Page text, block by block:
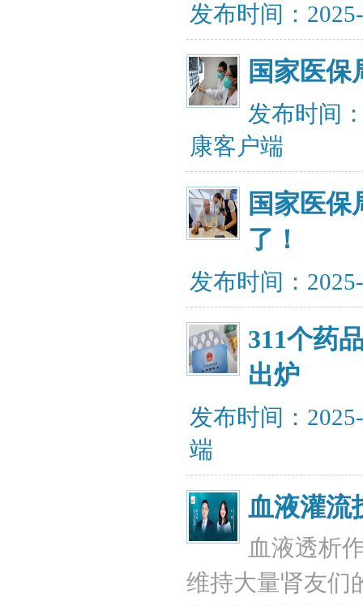
发布时间：
国家医
发布时间
康客户端
国家医
了！
发布时间：
311个药
出炉
发布时间：
端
血液灌流
血液透析
维持大量肾友们